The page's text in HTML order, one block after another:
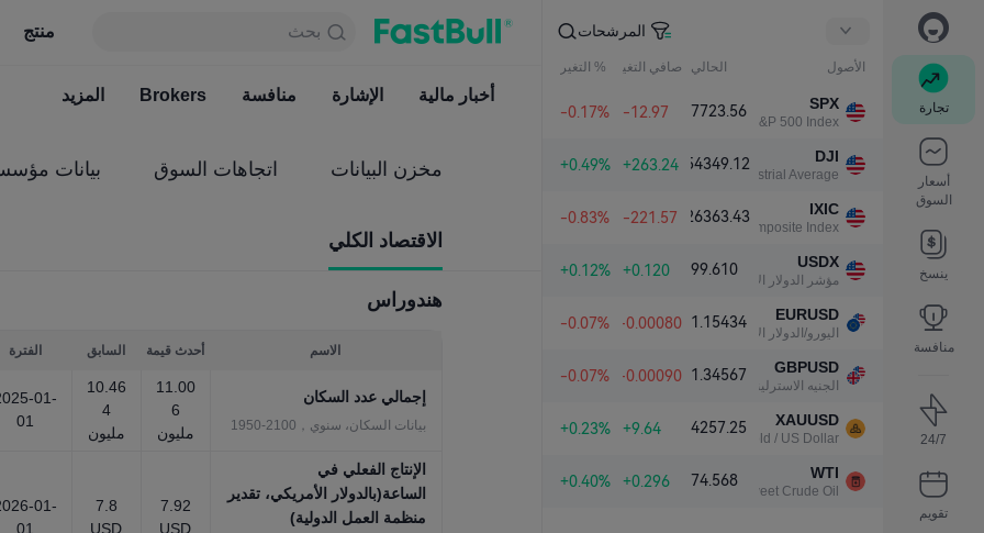
تجارة
أسعار
السوق
ينسخ
منافسة
24/7
تقويم
المرشحات
الأصول الحالي صافي التغير % التغير
SPX
S&P 500 Index
7723.56
-12.97
-0.17%
DJI
Dow Jones Industrial Average
54349.12
+263.24
+0.49%
IXIC
NASDAQ Composite Index
26363.43
-221.57
-0.83%
USDX
مؤشر الدولار الأمريكي
99.610
+0.120
+0.12%
EURUSD
اليورو/الدولار الأمريكي
1.15434
-0.00080
-0.07%
GBPUSD
الجنيه الاسترليني/الدولار الأمريكي
1.34567
-0.00090
-0.07%
XAUUSD
Gold / US Dollar
4257.25
+9.64
+0.23%
WTI
Light Sweet Crude Oil
74.568
+0.296
+0.40%
بحث منتج
أخبار مالية الإشارة منافسة
بحث
دائما مجاني
أخبار مالية الإشارة منافسة Brokers المزيد
مخزن البيانات اتجاهات السوق بيانات
الاقتصاد الكلي
هندوراس
الاسم أحدث قيمة السابق الفترة
إجمالي عدد السكان
بيانات السكان، سنوي，2100-1950
11.00
6
مليون
10.46
4
مليون
01-
01
الإنتاج الفعلي في
الساعة(بالدولار الأمريكي، تقدير
منظمة العمل الدولية)
7.92
USD
7.8
USD
01-
01